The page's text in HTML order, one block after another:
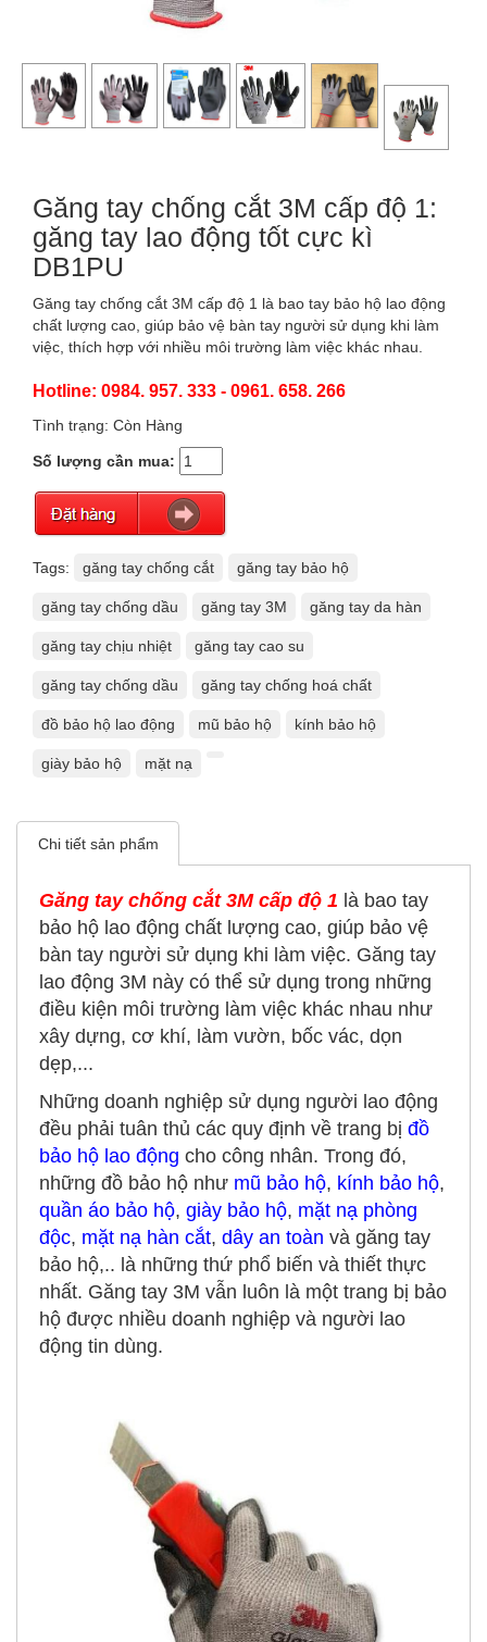
Găng tay chống cắt 3M cấp độ 1:
găng tay lao động tốt cực kì
DB1PU
Găng tay chống cắt 3M cấp độ 1 là bao tay bảo hộ lao động
chất lượng cao, giúp bảo vệ bàn tay người sử dụng khi làm
việc, thích hợp với nhiều môi trường làm việc khác nhau.
Hotline: 0984. 957. 333 - 0961. 658. 266
Tình trạng: Còn Hàng
Số lượng cần mua:
Tags: găng tay chống cắt găng tay bảo hộ
găng tay chống dầu găng tay 3M găng tay da hàn
găng tay chịu nhiệt găng tay cao su
găng tay chống dầu găng tay chống hoá chất
đồ bảo hộ lao động mũ bảo hộ kính bảo hộ
giày bảo hộ mặt nạ
Chi tiết sản phẩm
Găng tay chống cắt 3M cấp độ 1 là bao tay
bảo hộ lao động chất lượng cao, giúp bảo vệ
bàn tay người sử dụng khi làm việc. Găng tay
lao động 3M này có thể sử dụng trong những
điều kiện môi trường làm việc khác nhau như
xây dựng, cơ khí, làm vườn, bốc vác, dọn
dẹp,...
Những doanh nghiệp sử dụng người lao động
đều phải tuân thủ các quy định về trang bị đồ
bảo hộ lao động cho công nhân. Trong đó,
những đồ bảo hộ như mũ bảo hộ, kính bảo hộ,
quần áo bảo hộ, giày bảo hộ, mặt nạ phòng
độc, mặt nạ hàn cắt, dây an toàn và găng tay
bảo hộ,.. là những thứ phổ biến và thiết thực
nhất. Găng tay 3M vẫn luôn là một trang bị bảo
hộ được nhiều doanh nghiệp và người lao
động tin dùng.